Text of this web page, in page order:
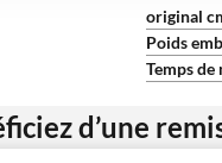
original
Poids
Temps de
d’une